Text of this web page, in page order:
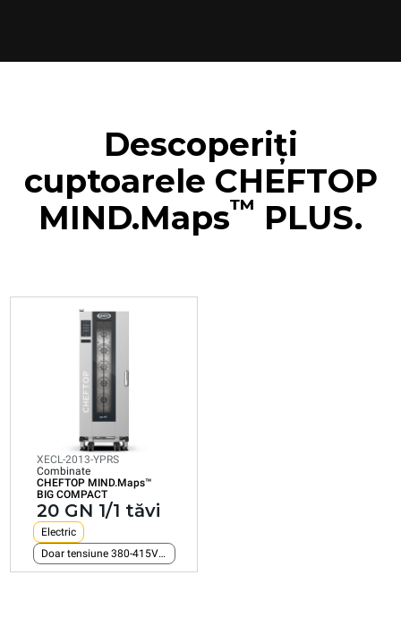
Descoperiți
cuptoarele CHEFTOP
MIND.Maps™ PLUS.
XECL-2013-YPRS
CHEFTOP MIND.Maps™
20 GN 1/1 tăvi
Doar tensiune 380-415V 3N~
Consumul în kWh: 161,2 kWh/zile
Emisiune de CO2: 0 kg CO2/zile
XECL-2013-YPRS
Combinate
CHEFTOP MIND.Maps™
BIG COMPACT
20 GN 1/1 tăvi
Electric
Doar tensiune 380-415V 3N~